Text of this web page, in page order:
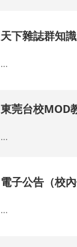
天下雜誌群知
...
東莞台校MOD
...
電子公告（校內
...